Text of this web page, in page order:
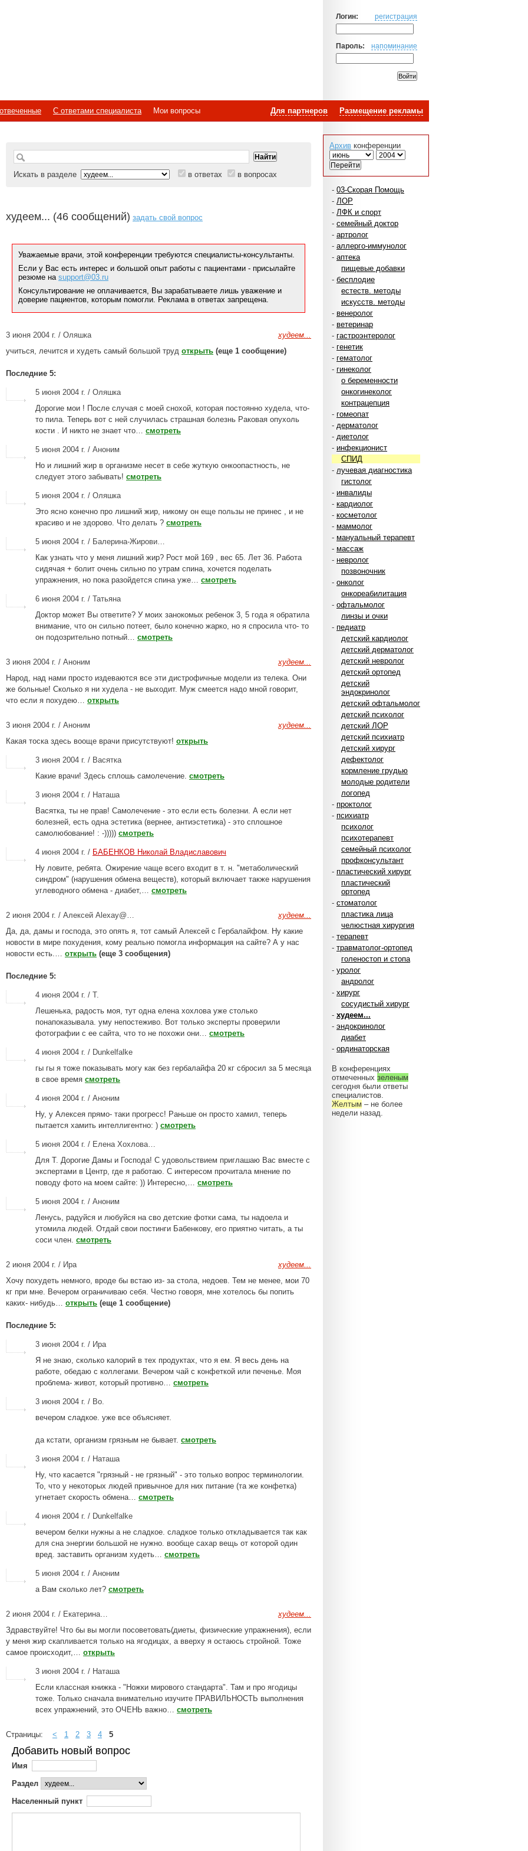
Логин: регистрация
Пароль: напоминание
Размещение рекламы
Для партнеров
С ответами специалиста
Мои вопросы
Архив конференции
- 03-Скорая Помощь
- ЛОР
- ЛФК и спорт
- семейный доктор
- артролог
- аллерго-иммунолог
- аптека
пищевые добавки
- бесплодие
естеств. методы
искусств. методы
- венеролог
- ветеринар
- гастроэнтеролог
- генетик
- гематолог
- гинеколог
о беременности
онкогинеколог
контрацепция
- гомеопат
- дерматолог
- диетолог
- инфекционист
СПИД
- лучевая диагностика
гистолог
- инвалиды
- кардиолог
- косметолог
- маммолог
- мануальный терапевт
- массаж
- невролог
позвоночник
- онколог
онкореабилитация
- офтальмолог
линзы и очки
- педиатр
детский кардиолог
детский дерматолог
детский невролог
детский ортопед
детский
эндокринолог
детский офтальмолог
детский психолог
детский ЛОР
детский психиатр
детский хирург
дефектолог
кормление грудью
молодые родители
логопед
- проктолог
- психиатр
психолог
психотерапевт
семейный психолог
профконсультант
- пластический хирург
пластический
ортопед
- стоматолог
пластика лица
челюстная хирургия
- терапевт
- травматолог-ортопед
голеностоп и стопа
- уролог
андролог
- хирург
сосудистый хирург
- худеем...
- эндокринолог
диабет
- ординаторская
В конференциях
отмеченных зеленым
сегодня были ответы
специалистов.
Желтым – не более
недели назад.
Искать в разделе в ответах в вопросах
худеем... (46 сообщений) задать свой вопрос
Уважаемые врачи, этой конференции требуются специалисты-консультанты.
Если у Вас есть интерес и большой опыт работы с пациентами - присылайте
резюме на support@03.ru
Консультирование не оплачивается, Вы зарабатываете лишь уважение и
доверие пациентов, которым помогли. Реклама в ответах запрещена.
худеем...
3 июня 2004 г. / Оляшка
учиться, лечится и худеть самый большой труд открыть (еще 1 сообщение)
Последние 5:
5 июня 2004 г. / Оляшка
Дорогие мои ! После случая с моей снохой, которая постоянно худела, что-
то пила. Теперь вот с ней случилась страшная болезнь Раковая опухоль
кости . И никто не знает что… смотреть
5 июня 2004 г. / Аноним
Но и лишний жир в организме несет в себе жуткую онкоопастность, не
следует этого забывать! смотреть
5 июня 2004 г. / Оляшка
Это ясно конечно про лишний жир, никому он еще пользы не принес , и не
красиво и не здорово. Что делать ? смотреть
5 июня 2004 г. / Балерина-Жирови…
Как узнать что у меня лишний жир? Рост мой 169 , вес 65. Лет 36. Работа
сидячая + болит очень сильно по утрам спина, хочется поделать
упражнения, но пока разойдется спина уже… смотреть
6 июня 2004 г. / Татьяна
Доктор может Вы ответите? У моих занокомых ребенок 3, 5 года я обратила
внимание, что он сильно потеет, было конечно жарко, но я спросила что- то
он подозрительно потный… смотреть
худеем...
3 июня 2004 г. / Аноним
Народ, над нами просто издеваются все эти дистрофичные модели из телека. Они
же больные! Сколько я ни худела - не выходит. Муж смеется надо мной говорит,
что если я похудею… открыть
худеем...
3 июня 2004 г. / Аноним
Какая тоска здесь вооще врачи присутствуют! открыть
3 июня 2004 г. / Васятка
Какие врачи! Здесь сплошь самолечение. смотреть
3 июня 2004 г. / Наташа
Васятка, ты не прав! Самолечение - это если есть болезни. А если нет
болезней, есть одна эстетика (вернее, антиэстетика) - это сплошное
самолюбование! : -))))) смотреть
4 июня 2004 г. / БАБЕНКОВ Николай Владиславович
Ну ловите, ребята. Ожирение чаще всего входит в т. н. "метаболический
синдром" (нарушения обмена веществ), который включает также нарушения
углеводного обмена - диабет,… смотреть
худеем...
2 июня 2004 г. / Алексей Alexay@…
Да, да, дамы и господа, это опять я, тот самый Алексей с Гербалайфом. Ну какие
новости в мире похудения, кому реально помогла информация на сайте? А у нас
новости есть.… открыть (еще 3 сообщения)
Последние 5:
4 июня 2004 г. / Т.
Лешенька, радость моя, тут одна елена хохлова уже столько
понапоказывала. уму непостеживо. Вот только эксперты проверили
фотографии с ее сайта, что то не похожи они… смотреть
4 июня 2004 г. / Dunkelfalke
гы гы я тоже показывать могу как без гербалайфа 20 кг сбросил за 5 месяца
в свое время смотреть
4 июня 2004 г. / Аноним
Ну, у Алексея прямо- таки прогресс! Раньше он просто хамил, теперь
пытается хамить интеллигентно: ) смотреть
5 июня 2004 г. / Елена Хохлова…
Для Т. Дорогие Дамы и Господа! С удовольствием приглашаю Вас вместе с
экспертами в Центр, где я работаю. С интересом прочитала мнение по
поводу фото на моем сайте: )) Интересно,… смотреть
5 июня 2004 г. / Аноним
Ленусь, радуйся и любуйся на сво детские фотки сама, ты надоела и
утомила людей. Отдай свои постинги Бабенкову, его приятно читать, а ты
соси член. смотреть
худеем...
2 июня 2004 г. / Ира
Хочу похудеть немного, вроде бы встаю из- за стола, недоев. Тем не менее, мои 70
кг при мне. Вечером ограничиваю себя. Честно говоря, мне хотелось бы попить
каких- нибудь… открыть (еще 1 сообщение)
Последние 5:
3 июня 2004 г. / Ира
Я не знаю, сколько калорий в тех продуктах, что я ем. Я весь день на
работе, обедаю с коллегами. Вечером чай с конфеткой или печенье. Моя
проблема- живот, который противно… смотреть
3 июня 2004 г. / Во.
вечером сладкое. уже все объясняет.
да кстати, организм грязным не бывает. смотреть
3 июня 2004 г. / Наташа
Ну, что касается "грязный - не грязный" - это только вопрос терминологии.
То, что у некоторых людей привычное для них питание (та же конфетка)
угнетает скорость обмена… смотреть
4 июня 2004 г. / Dunkelfalke
вечером белки нужны а не сладкое. сладкое только откладывается так как
для сна энергии большой не нужно. вообще сахар вещь от которой один
вред. заставить организм худеть… смотреть
5 июня 2004 г. / Аноним
а Вам сколько лет? смотреть
худеем...
2 июня 2004 г. / Екатерина…
Здравствуйте! Что бы вы могли посоветовать(диеты, физические упражнения), если
у меня жир скапливается только на ягодицах, а вверху я остаюсь стройной. Тоже
самое происходит,… открыть
3 июня 2004 г. / Наташа
Если классная книжка - "Ножки мирового стандарта". Там и про ягодицы
тоже. Только сначала внимательно изучите ПРАВИЛЬНОСТЬ выполнения
всех упражнений, это ОЧЕНЬ важно… смотреть
Страницы: < 1 2 3 4 5
Добавить новый вопрос
Имя
Раздел
Населенный пункт